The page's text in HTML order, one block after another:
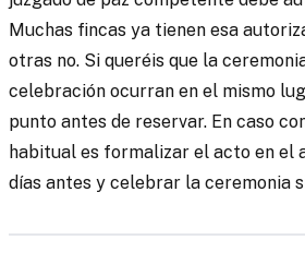
Muchas fincas ya tienen esa
otras no. Si queréis que la
celebración ocurran en el mismo
punto antes de reservar. En caso
habitual es formalizar el acto en el
días antes y celebrar la ceremonia